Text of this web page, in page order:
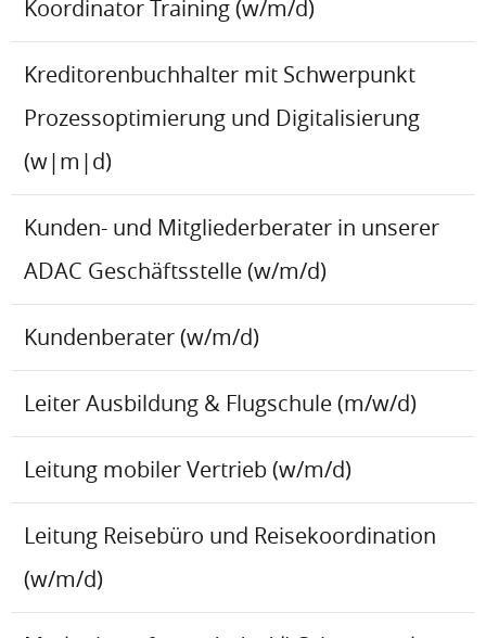
Koordinator Training (w/m/d)
Kreditorenbuchhalter mit Schwerpunkt
Prozessoptimierung und Digitalisierung
(w|m|d)
Kunden- und Mitgliederberater in unserer
ADAC Geschäftsstelle (w/m/d)
Kundenberater (w/m/d)
Leiter Ausbildung & Flugschule (m/w/d)
Leitung mobiler Vertrieb (w/m/d)
Leitung Reisebüro und Reisekoordination
(w/m/d)